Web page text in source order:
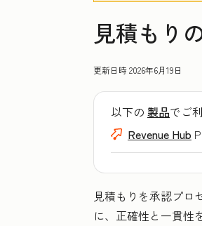
見積もり
更新日時2026年6月19日
以下の 製品でご
Revenue Hub
見積もりを承認プロ
に、正確性と一貫性